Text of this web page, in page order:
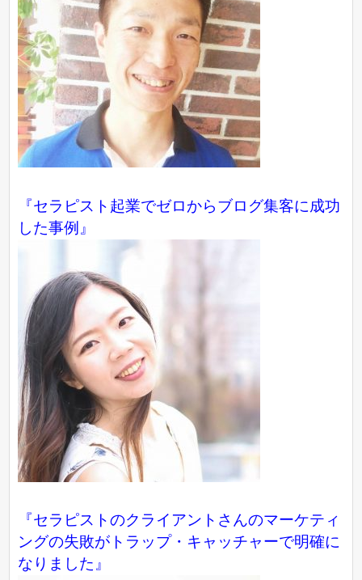
『セラピスト起業でゼロからブログ集客に成功
した事例 』
『セラピストのクライアントさんのマーケティ
ングの失敗がトラップ・キャッチャーで明確に
なりました』